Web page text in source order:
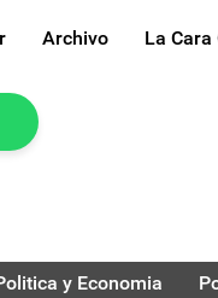
Archivo La Cara
y Economia